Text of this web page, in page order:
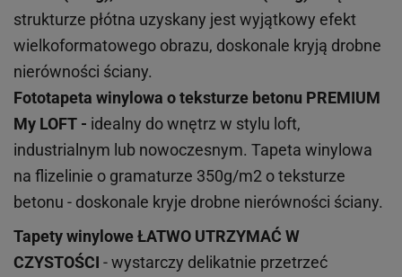
strukturze płótna uzyskany jest wyjątkowy efekt
wielkoformatowego obrazu, doskonale kryją drobne
nierówności ściany.
Fototapeta winylowa oteksturze betonu PREMIUM
My LOFT - idealny do wnętrz w stylu loft,
industrialnym lub nowoczesnym. Tapeta winylowa
na flizelinie o gramaturze 350g/m2 o teksturze
betonu - doskonale kryje drobne nierówności ściany.
Tapety winyloweŁATWO UTRZYMAĆ W
CZYSTOŚCI - wystarczy delikatnie przetrzeć